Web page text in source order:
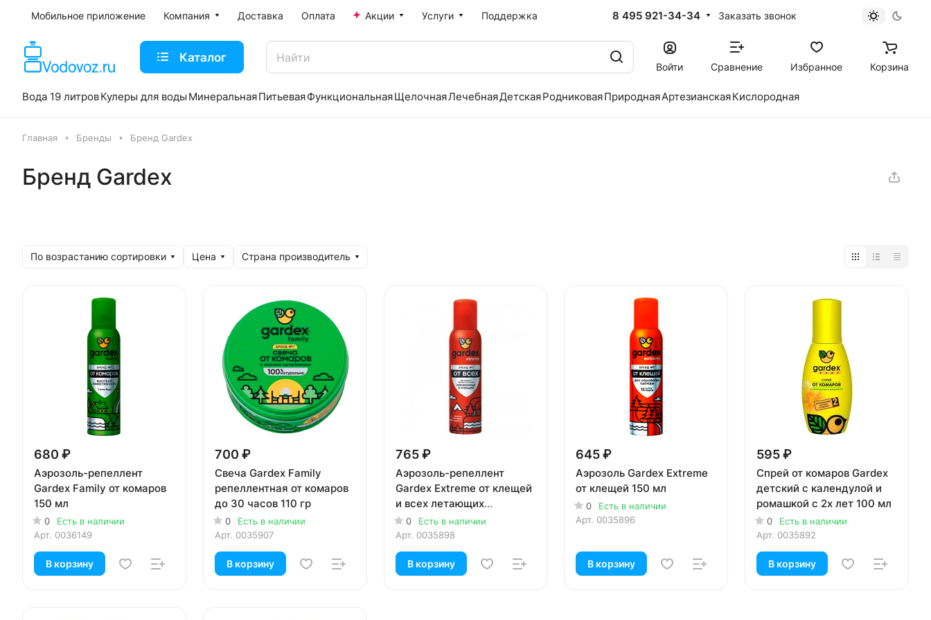
Мобильное приложение Компания Доставка Оплата Акции Услуги Поддержка 8 495 921-34-34 Заказать звонок
Каталог
Войти Сравнение Избранное Корзина
Вода 19 литровКулеры для воды МинеральнаяПитьеваяФункциональнаяЩелочнаяЛечебнаяДетскаяРодниковаяПрироднаяАртезианскаяКислородная
Главная Бренды Бренд Gardex
Бренд Gardex
По возрастанию сортировки Цена Страна производитель
680 ₽
Аэрозоль-репеллент
Gardex Family от комаров
150 мл
0
Есть в наличии
Арт. 0036149
В корзину
700 ₽
Свеча Gardex Family
репеллентная от комаров
до 30 часов 110 гр
0
Есть в наличии
Арт. 0035907
В корзину
765 ₽
Аэрозоль-репеллент
Gardex Extreme от клещей
и всех летающих
кровососущих насекомых
150 мл
0
Есть в наличии
Арт. 0035898
В корзину
645 ₽
Аэрозоль Gardex Extreme
от клещей 150 мл
0
Есть в наличии
Арт. 0035896
В корзину
595 ₽
Спрей от комаров Gardex
детский c календулой и
ромашкой с 2х лет 100 мл
0
Есть в наличии
Арт. 0035892
В корзину